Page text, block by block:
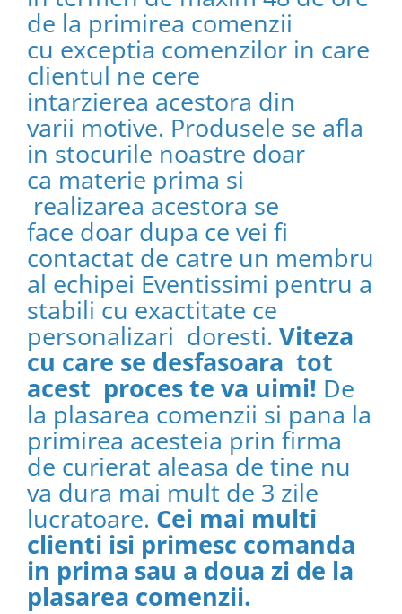
de la primirea comenzii
cu exceptia comenzilor in care
clientul ne cere
intarzierea acestora din
varii motive. Produsele se afla
in stocurile noastre doar
ca materie prima si
realizarea acestora se
face doar dupa ce vei fi
contactat de catre un membru
al echipei Eventissimi pentru a
stabili cu exactitate ce
personalizari doresti. Viteza
cu care se desfasoara tot
acest proces te va uimi! De
la plasarea comenzii si pana la
primirea acesteia prin firma
de curierat aleasa de tine nu
va dura mai mult de 3 zile
lucratoare. Cei mai multi
clienti isi primesc comanda
in prima sau a doua zi de la
plasarea comenzii.